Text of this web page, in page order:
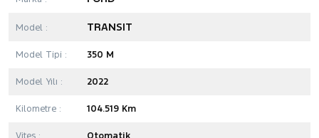
Model : TRANSIT
Model Tipi : 350 M
Model Yılı : 2022
Kilometre : 104.519 Km